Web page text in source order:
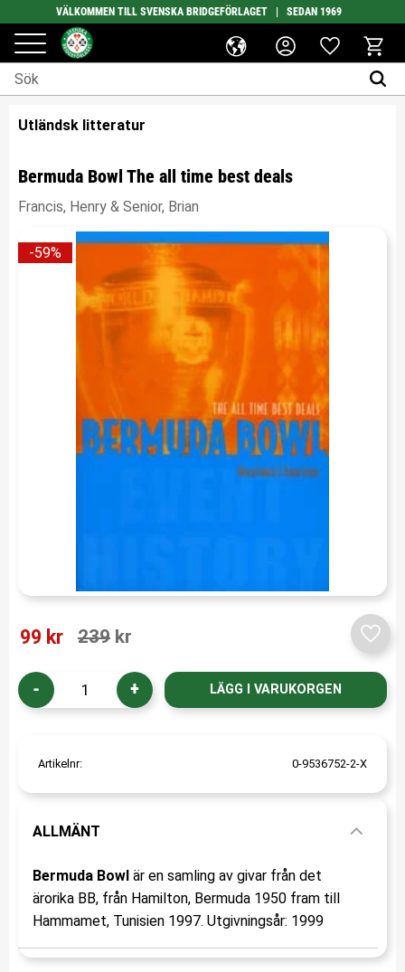
Meny
VÄLKOMMEN TILL SVENSKA BRIDGEFÖRLAGET | SEDAN 1969
Favoriter
Utländsk litteratur
Bermuda Bowl The all time best deals
Francis, Henry & Senior, Brian
59%
Nedsatt pris:
99 kr Ordinarie pris:
239 kr
+
-
Artikelnr 0-9536752-2-X
ALLMÄNT
Bermuda Bowl är en samling av givar från det
ärorika BB, från Hamilton, Bermuda 1950 fram till
Hammamet, Tunisien 1997. Utgivningsår: 1999